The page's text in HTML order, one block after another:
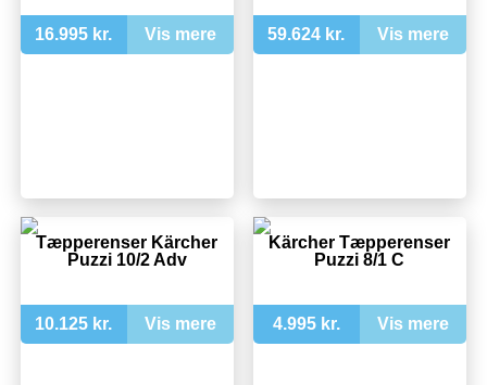
16.995 kr. Vis mere 59.624 kr. Vis mere
Tæpperenser Kärcher
Puzzi 10/2 Adv
10.125 kr. Vis mere
Kärcher Tæpperenser
Puzzi 8/1 C
4.995 kr. Vis mere